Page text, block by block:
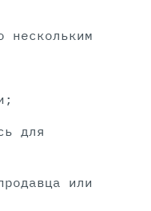
нескольким
для
или